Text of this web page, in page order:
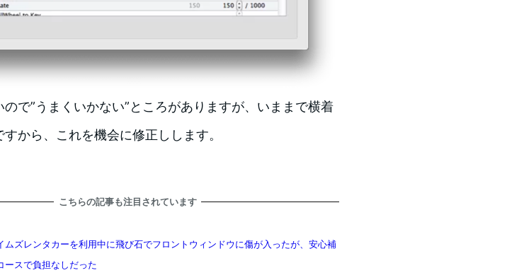
で”うまくいかない”ところがありますが、いままで横着
すから、これを機会に修正しします。
こちらの記事も注目されています
ムズレンタカーを利用中に飛び石でフロントウィンドウに傷が入ったが、安心補
ースで負担なしだった